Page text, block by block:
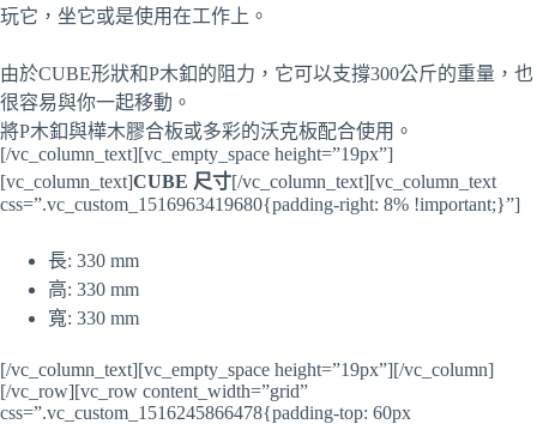
玩它，坐它或是使用在工作上。
由於CUBE形狀和P木釦的阻力，它可以支撐300公斤的重量，也
很容易與你一起移動。
將P木釦與樺木膠合板或多彩的沃克板配合使用。
[/vc_column_text][vc_empty_space height=”19px”]
[vc_column_text]CUBE 尺寸[/vc_column_text][vc_column_text
css=”.vc_custom_1516963419680{padding-right: 8% !important;}”]
長: 330 mm
高: 330 mm
寬: 330 mm
[/vc_column_text][vc_empty_space height=”19px”][/vc_column]
[/vc_row][vc_row content_width=”grid”
css=”.vc_custom_1516245866478{padding-top: 60px